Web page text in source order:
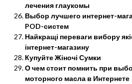
лечения глаукомы
Выбор лучшего интернет-
POD-систем
Найкращі переваги вибору
інтернет-магазину
Купуйте Жіночі Сумки
О чем стоит помнить при
моторного масла в Интернете